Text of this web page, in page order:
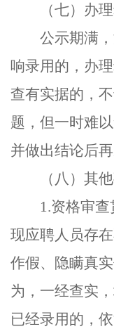
（七）办
公示期满
响录用的，办
查有实据的，
题，但一时难
并做出结论后
（八）其
1.资格审
现应聘人员存
作假、隐瞒真
为，一经查实
已经录用的，